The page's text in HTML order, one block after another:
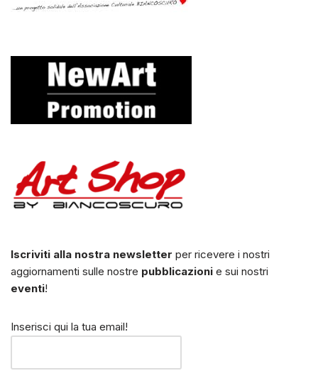
Iscriviti alla nostra newsletter per ricevere i nostri
aggiornamenti sulle nostre pubblicazioni e sui nostri
eventi!
Inserisci qui la tua email!